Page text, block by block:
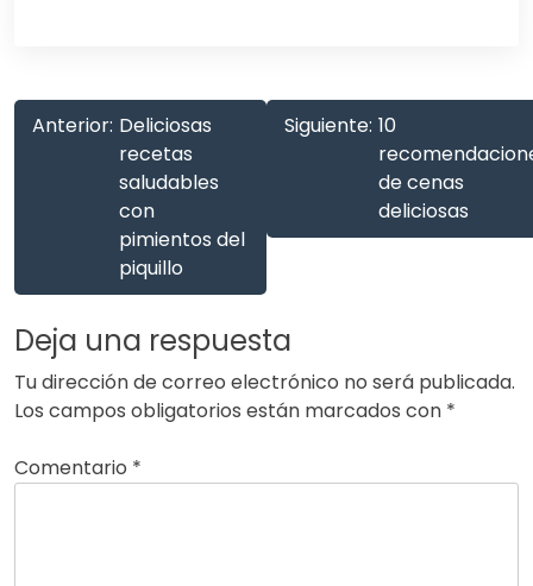
Anterior: Deliciosas
recetas
saludables
con
pimientos del
piquillo
Siguiente: 10
de cenas
deliciosas
Deja una respuesta
Tu dirección de correo electrónico no será publicada.
Los campos obligatorios están marcados con *
Comentario *